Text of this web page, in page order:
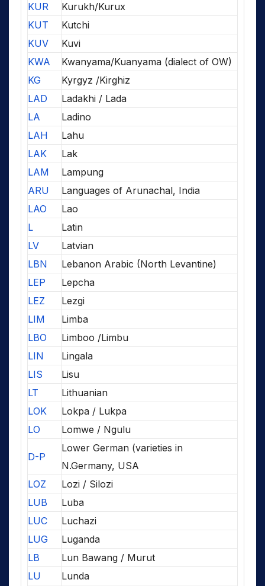
KUR
Kurukh/Kurux
KUT
Kutchi
KUV
Kuvi
KWA
Kwanyama/Kuanyama (dialect of OW)
KG
Kyrgyz /Kirghiz
LAD
Ladakhi / Lada
LA
Ladino
LAH
Lahu
LAK
Lak
LAM
Lampung
ARU
Languages of Arunachal, India
LAO
Lao
L
Latin
LV
Latvian
LBN
Lebanon Arabic (North Levantine)
LEP
Lepcha
LEZ
Lezgi
LIM
Limba
LBO
Limboo /Limbu
LIN
Lingala
LIS
Lisu
LT
Lithuanian
LOK
Lokpa / Lukpa
LO
Lomwe / Ngulu
D-P
Lower German (varieties in
N.Germany, USA
LOZ
Lozi / Silozi
LUB
Luba
LUC
Luchazi
LUG
Luganda
LB
Lun Bawang / Murut
LU
Lunda